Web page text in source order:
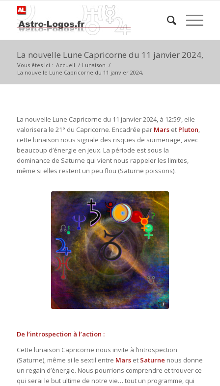
La nouvelle Lune Capricorne du 11 janvier 2024,
Vous êtes ici : Accueil / Lunaison /
La nouvelle Lune Capricorne du 11 janvier 2024,
La nouvelle Lune Capricorne du 11 janvier 2024, à 12:59’, elle
valorisera le 21° du Capricorne. Encadrée par Marset Pluton,
cette lunaison nous signale des risques de surmenage, avec
beaucoup d’énergie en jeux. La période est sous la
dominance de Saturne qui vient nous rappeler les limites,
même si elles restent un peu flou (Saturne poissons).
MG-astro-logos.fr
De l’introspection à l’action :
Cette lunaison Capricorne nous invite à l’introspection
(Saturne), même si le sextil entre Marset Saturne nous donne
un regain d’énergie. Nous pourrions comprendre et trouver ce
qui serai le but ultime de notre vie… tout un programme, qui